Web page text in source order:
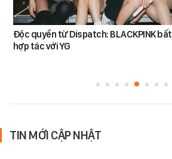
Độc quyền từ Dispatch: BLACKPINK bất
hợp tác với YG
TIN MỚI CẬP NHẬT